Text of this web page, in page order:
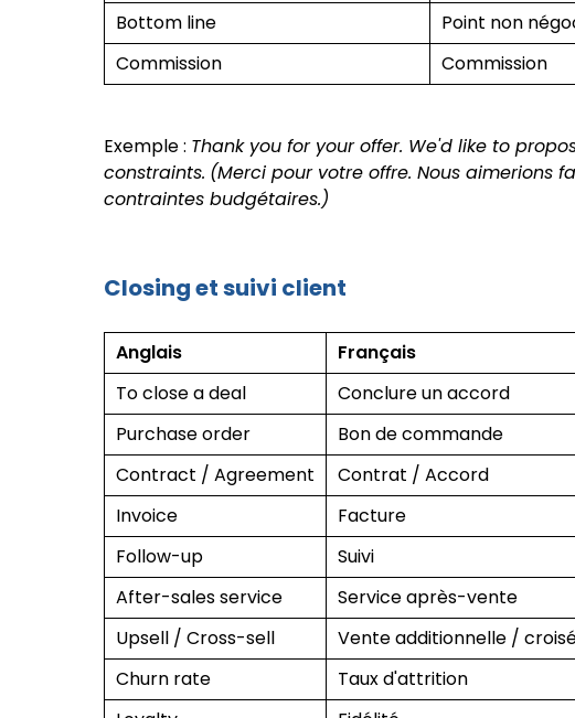
Bottom line
Point non
Commission
Commission
Exemple : Thank you for your offer. We'd like to
constraints. (Merci pour votre offre. Nous aimerions
contraintes budgétaires.)
Closing et suivi client
Anglais
Français
To close a deal
Conclure un accord
Purchase order
Bon de commande
Contract / Agreement
Contrat / Accord
Invoice
Facture
Follow-up
Suivi
After-sales service
Service après-vente
Upsell / Cross-sell
Vente additionnelle /
Churn rate
Taux d'attrition